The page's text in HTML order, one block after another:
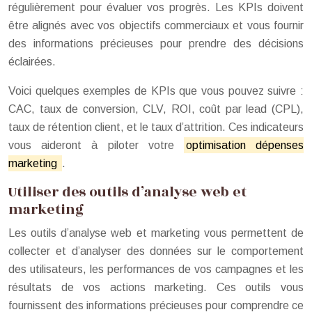
régulièrement pour évaluer vos progrès. Les KPIs doivent
être alignés avec vos objectifs commerciaux et vous fournir
des informations précieuses pour prendre des décisions
éclairées.
Voici quelques exemples de KPIs que vous pouvez suivre :
CAC, taux de conversion, CLV, ROI, coût par lead (CPL),
taux de rétention client, et le taux d’attrition. Ces indicateurs
vous aideront à piloter votre
optimisation dépenses
marketing .
Utiliser des outils d’analyse web et
marketing
Les outils d’analyse web et marketing vous permettent de
collecter et d’analyser des données sur le comportement
des utilisateurs, les performances de vos campagnes et les
résultats de vos actions marketing. Ces outils vous
fournissent des informations précieuses pour comprendre ce